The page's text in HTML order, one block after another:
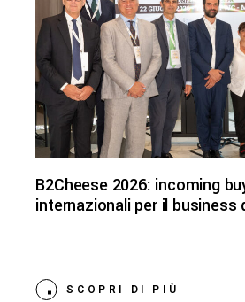
B2Cheese 2026: incoming
internazionali per il business
SCOPRI DI PIÙ